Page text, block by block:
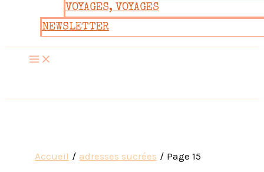
VOYAGES, VOYAGES
NEWSLETTER
Accueil adresses sucrées Page 15